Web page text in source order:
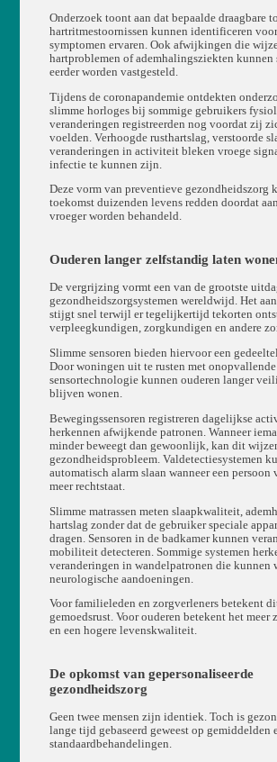
Onderzoek toont aan dat bepaalde draagbare
hartritmestoornissen kunnen identificeren
symptomen ervaren. Ook afwijkingen die
hartproblemen of ademhalingsziekten kunnen
eerder worden vastgesteld.
Tijdens de coronapandemie ontdekten
slimme horloges bij sommige gebruikers
veranderingen registreerden nog voordat zij
voelden. Verhoogde rusthartslag, verstoorde
veranderingen in activiteit bleken vroege
infectie te kunnen zijn.
Deze vorm van preventieve gezondheidszorg
toekomst duizenden levens redden doordat
vroeger worden behandeld.
Ouderen langer zelfstandig laten
De vergrijzing vormt een van de grootste
gezondheidszorgsystemen wereldwijd. Het
stijgt snel terwijl er tegelijkertijd tekorten
verpleegkundigen, zorgkundigen en andere
Slimme sensoren bieden hiervoor een
Door woningen uit te rusten met onopvallende
sensortechnologie kunnen ouderen langer
blijven wonen.
Bewegingssensoren registreren dagelijkse
herkennen afwijkende patronen. Wanneer
minder beweegt dan gewoonlijk, kan dit
gezondheidsprobleem. Valdetectiesystemen
automatisch alarm slaan wanneer een persoon
meer rechtstaat.
Slimme matrassen meten slaapkwaliteit,
hartslag zonder dat de gebruiker speciale
dragen. Sensoren in de badkamer kunnen
mobiliteit detecteren. Sommige systemen
veranderingen in wandelpatronen die kunnen
neurologische aandoeningen.
Voor familieleden en zorgverleners betekent
gemoedsrust. Voor ouderen betekent het meer
en een hogere levenskwaliteit.
De opkomst van gepersonaliseerde
gezondheidszorg
Geen twee mensen zijn identiek. Toch is
lange tijd gebaseerd geweest op gemiddelden
standaardbehandelingen.